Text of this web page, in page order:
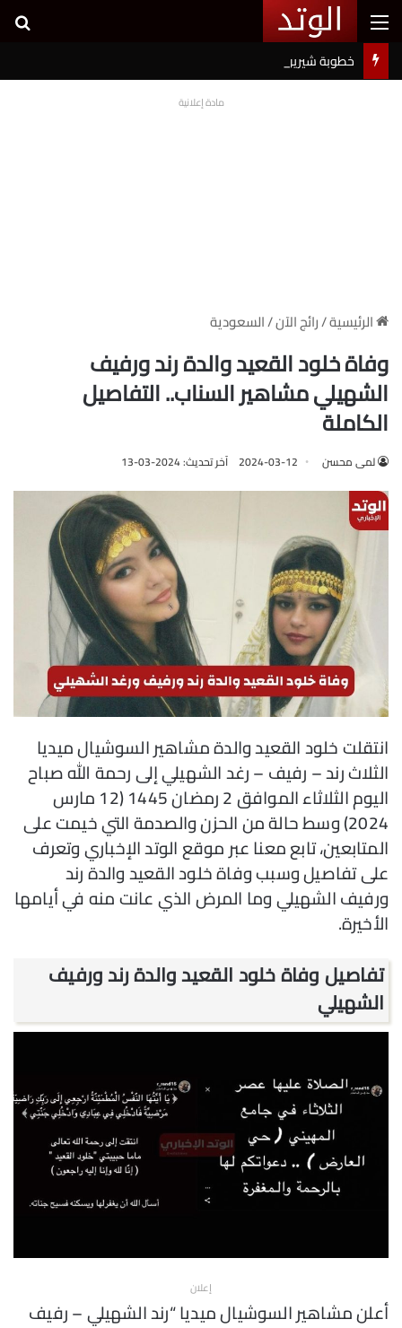
القائمة
مادة إعلانية
الرئيسية/رائج الآن/السعودية
وفاة خلود القعيد والدة رند ورفيف
الشهيلي مشاهير السناب.. التفاصيل
الكاملة
لمى محسن 2024-03-12 آخر تحديث: 2024-03-13
انتقلت خلود القعيد والدة مشاهير السوشيال ميديا
الثلاث رند – رفيف – رغد الشهيلي إلى رحمة الله صباح
اليوم الثلاثاء الموافق 2 رمضان 1445 (12 مارس
2024) وسط حالة من الحزن والصدمة التي خيمت على
المتابعين، تابع معنا عبر موقع الوتد الإخباري وتعرف
على تفاصيل وسبب وفاة خلود القعيد والدة رند
ورفيف الشهيلي وما المرض الذي عانت منه في أيامها
الأخيرة.
تفاصيل وفاة خلود القعيد والدة رند ورفيف
الشهيلي
إعلان
أعلن مشاهير السوشيال ميديا “رند الشهيلي – رفيف